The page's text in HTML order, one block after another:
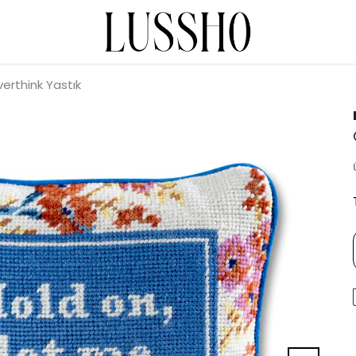
Yastık